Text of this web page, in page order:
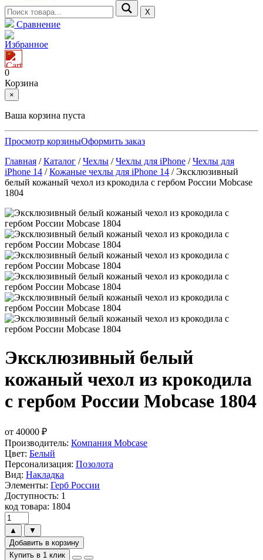
Х
Сравнение
Избранное
0
Корзина
×
Ваша корзина пуста
Просмотр корзиныОформить заказ
Главная /Каталог /Чехлы /Чехлы для iPhone /Чехлы для
iPhone 14 /Кожаные чехлы для iPhone 14 /Эксклюзивный
белый кожаный чехол из крокодила с гербом России Mobcase
1804
Эксклюзивный белый
кожаный чехол из крокодила
с гербом России Mobcase 1804
от 40000 ₽
Производитель: Компания Mobcase
Цвет: Белый
Персонализация: Позолота
Вид: Накладка
Элементы: Герб России
Доступность: 1
код товара: 1804
▲
▼
Добавить в корзину
Купить в 1 клик